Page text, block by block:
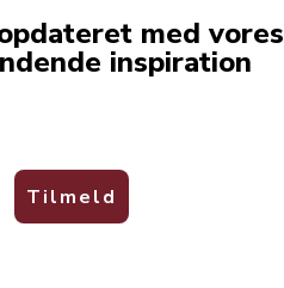
med vores
inspiration
Tilmeld